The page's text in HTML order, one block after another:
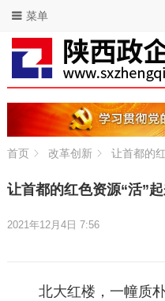
菜单
首页 改革创新 让首都的
让首都的红色资源“活”
2021年12月4日 7:56
北大红楼，一幢质朴